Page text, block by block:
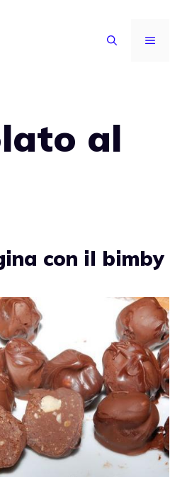
MENU
al
con il bimby